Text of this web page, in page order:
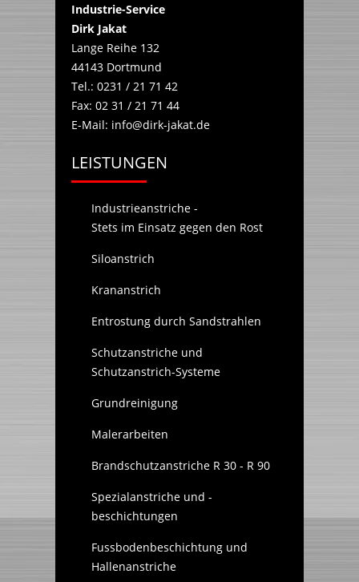
Industrie-Service
Dirk Jakat
Lange Reihe 132
44143 Dortmund
Tel.: 0231 / 21 71 42
Fax: 02 31 / 21 71 44
E-Mail: info@dirk-jakat.de
LEISTUNGEN
Industrieanstriche -
Stets im Einsatz gegen den Rost
Siloanstrich
Krananstrich
Entrostung durch Sandstrahlen
Schutzanstriche und
Schutzanstrich-Systeme
Grundreinigung
Malerarbeiten
Brandschutzanstriche R 30 - R 90
Spezialanstriche und -
beschichtungen
Fussbodenbeschichtung und
Hallenanstriche